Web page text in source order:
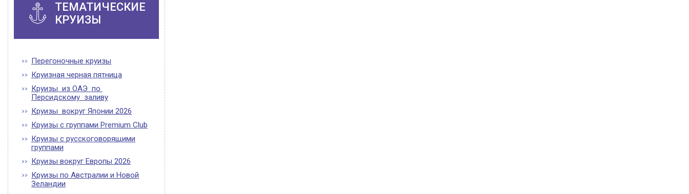
ТЕМАТИЧЕСКИЕ
КРУИЗЫ
Перегоночные круизы
Круизная черная пятница
Круизы из ОАЭ по
Персидскому заливу
Круизы вокруг Японии 2026
Круизы с группами Premium Club
Круизы с русскоговорящими
группами
Круизы вокруг Европы 2026
Круизы по Австралии и Новой
Зеландии